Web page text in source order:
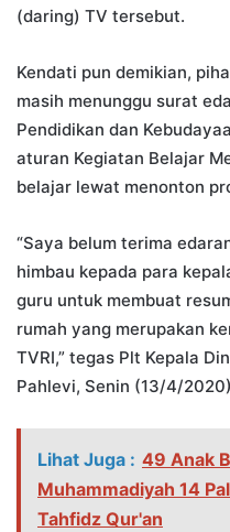
(daring) TV tersebut.
Kendati pun demikian,
masih menunggu surat
Pendidikan dan
aturan Kegiatan Belajar
belajar lewat menonton
“Saya belum terima
himbau kepada para
guru untuk membuat
rumah yang merupakan
TVRI,” tegas Plt Kepala
Pahlevi, Senin (13/4/
Lihat Juga : 49 Anak
Muhammadiyah 14
Tahfidz Qur'an